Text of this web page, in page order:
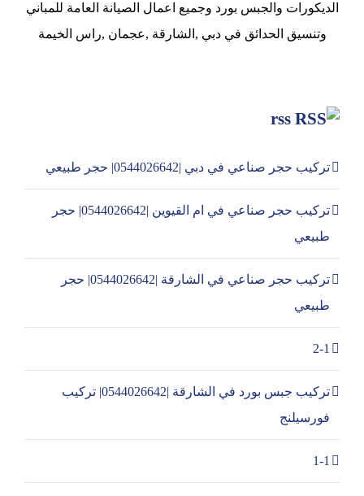
الديكورات والجبس بورد وجميع اعمال الصيانة العامة للمباني
وتنسيق الحدائق في دبي ,الشارقة ,عجمان ,راس الخيمة
rss
تركيب حجر صناعي في دبي |0544026642| حجر طبيعي
تركيب حجر صناعي في ام القيوين |0544026642| حجر
طبيعي
تركيب حجر صناعي في الشارقة |0544026642| حجر
طبيعي
2-1
تركيب جبس بورد في الشارقة |0544026642| تركيب
فورسيلنج
1-1